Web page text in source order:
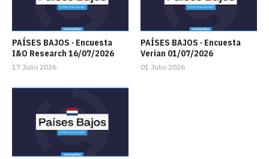
PAÍSES BAJOS · Encuesta
I&O Research 16/07/2026
17 Julio 2026
PAÍSES BAJOS · Encuesta
Verian 01/07/2026
01 Julio 2026